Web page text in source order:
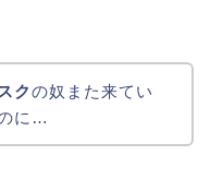
クの奴また来てい
に…